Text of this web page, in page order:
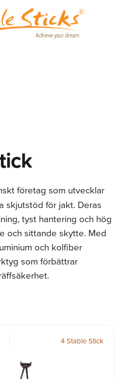
företag som utvecklar
skjutstöd för jakt. Deras
tyst hantering och hög
och sittande skytte. Med
och kolfiber
som förbättrar
4 Stable Stick